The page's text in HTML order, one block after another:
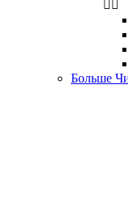
 
Больше